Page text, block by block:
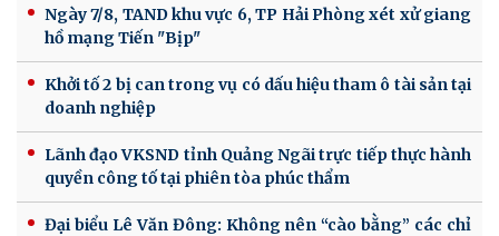
Ngày 7/8, TAND khu vực 6, TP Hải Phòng xét xử giang
hồ mạng Tiến "Bịp"
Khởi tố 2 bị can trong vụ có dấu hiệu tham ô tài sản tại
doanh nghiệp
Lãnh đạo VKSND tỉnh Quảng Ngãi trực tiếp thực hành
quyền công tố tại phiên tòa phúc thẩm
Đại biểu Lê Văn Đông: Không nên “cào bằng” các chỉ